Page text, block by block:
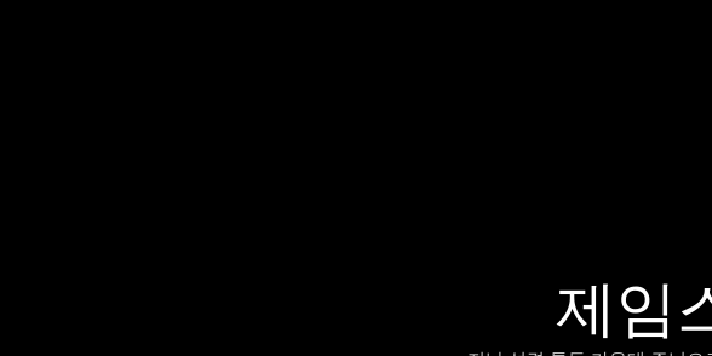
제임